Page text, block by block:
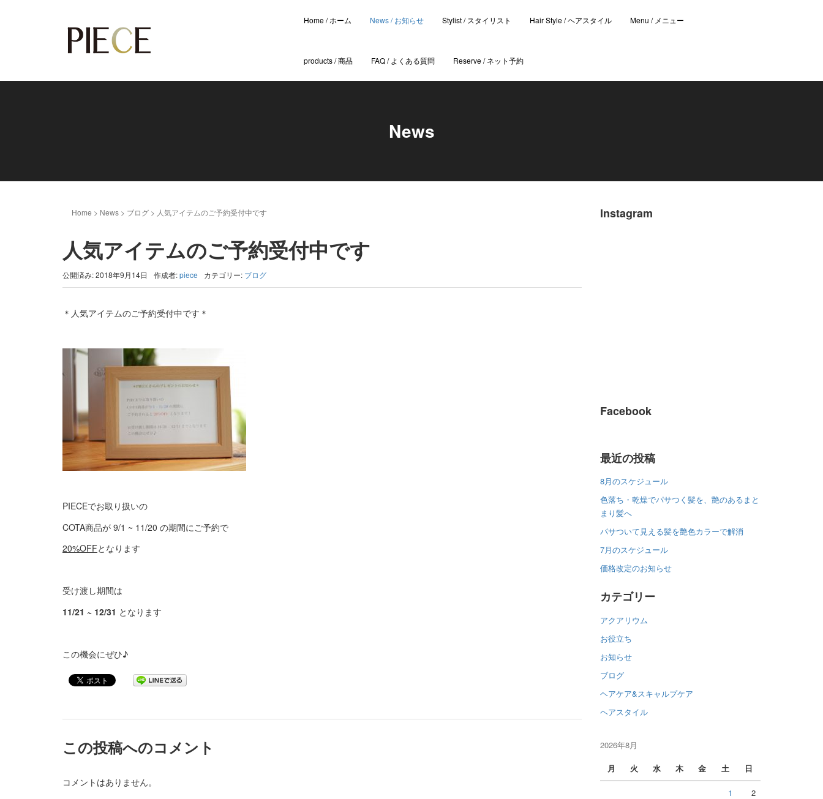
Home / ホーム News / お知らせ Stylist / スタイリスト Hair Style / ヘアスタイル Menu / メニュー
products / 商品 FAQ / よくある質問 Reserve / ネット予約
News
Home > News > ブログ > 人気アイテムのご予約受付中です
人気アイテムのご予約受付中です
公開済み: 2018年9月14日 作成者:piece カテゴリー: ブログ
＊人気アイテムのご予約受付中です＊
PIECEでお取り扱いの
COTA商品が 9/1 ~ 11/20 の期間にご予約で
20%OFFとなります
受け渡し期間は
11/21 ~ 12/31 となります
この機会にぜひ♪
この投稿へのコメント
コメントはありません。
Instagram
Facebook
最近の投稿
8月のスケジュール
色落ち・乾燥でパサつく髪を、艶のあるまと
まり髪へ
パサついて見える髪を艶色カラーで解消
7月のスケジュール
価格改定のお知らせ
カテゴリー
アクアリウム
お役立ち
お知らせ
ブログ
ヘアケア&スキャルプケア
ヘアスタイル
2026年8月
月
火 水 木 金 土 日
1 2